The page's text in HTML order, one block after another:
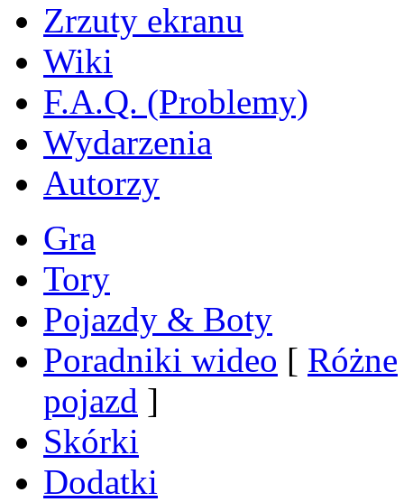
Zrzuty ekranu
Wiki
F.A.Q. (Problemy)
Wydarzenia
Autorzy
Gra
Tory
Pojazdy & Boty
Poradniki wideo [ Różne
pojazd ]
Skórki
Dodatki